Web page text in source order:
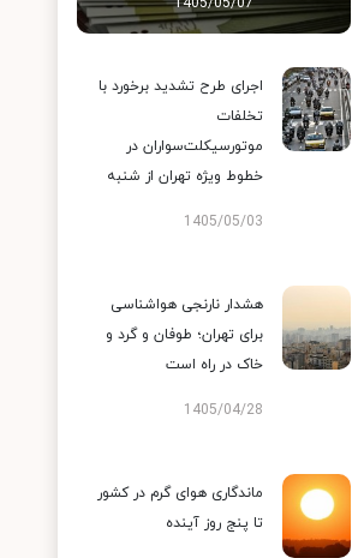
اجرای طرح تشدید برخورد با
تخلفات
موتورسیکلت‌سواران در
خطوط ویژه تهران از شنبه
1405/05/03
هشدار نارنجی هواشناسی
برای تهران؛ طوفان و گرد و
خاک در راه است
1405/04/28
ماندگاری هوای گرم در کشور
تا پنج روز آینده